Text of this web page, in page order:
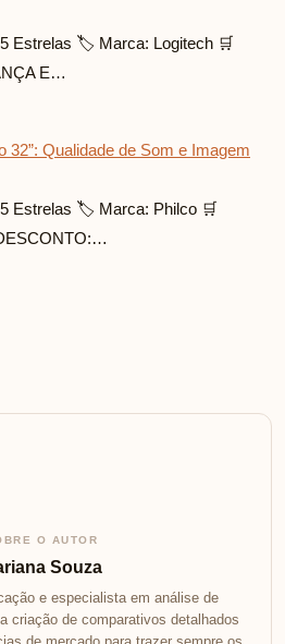
5 Estrelas 🏷️ Marca: Logitech 🛒
E…
32”: Qualidade de Som e Imagem
5 Estrelas 🏷️ Marca: Philco 🛒
O AUTOR
Souza
e especialista em análise de
criação de comparativos detalhados